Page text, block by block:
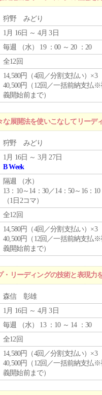
狩野 みどり
1月 16日 ～ 4月 3日
毎週 （水） 19 ：00 ～ 20 ：20
全12回
14,580円（4回／分割支払い）×3
40,500円（12回／一括前納支払
義開始前まで）
展開法を使いこなしてリーデ
狩野 みどり
1月 16日 ～ 3月 27日
B Week
隔週 （水）
13：10～14：30／14：50～16：10
（1日2コマ）
全12回
14,580円（4回／分割支払い）×3
40,500円（12回／一括前納支払
義開始前まで）
リーディングの技術と表現力
森信 彰雄
1月 16日 ～ 4月 3日
毎週 （水） 13 ：10 ～ 14 ：30
全12回
14,580円（4回／分割支払い）×3
40,500円（12回／一括前納支払
義開始前まで）